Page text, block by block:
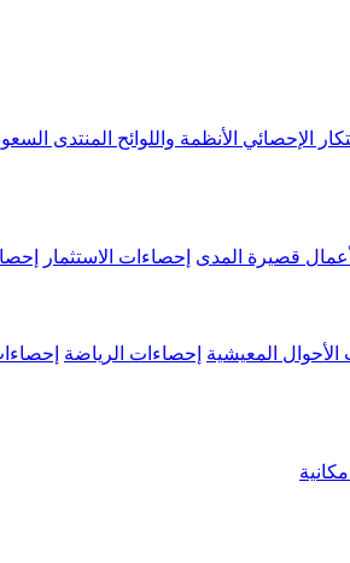
الإحصائي الأنظمة واللوائح المنتدى
قصيرة المدى إحصاءات الاستثمار
الأحوال المعيشية إحصاءات الرياضة